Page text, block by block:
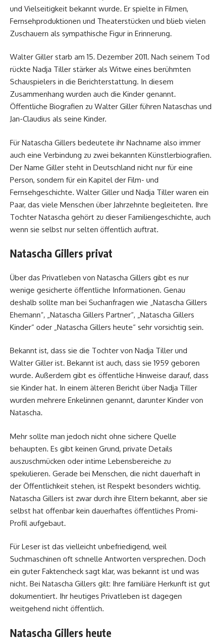
und Vielseitigkeit bekannt wurde. Er spielte in Filmen,
Fernsehproduktionen und Theaterstücken und blieb vielen
Zuschauern als sympathische Figur in Erinnerung.
Walter Giller starb am 15. Dezember 2011. Nach seinem Tod
rückte Nadja Tiller stärker als Witwe eines berühmten
Schauspielers in die Berichterstattung. In diesem
Zusammenhang wurden auch die Kinder genannt.
Öffentliche Biografien zu Walter Giller führen Nataschas und
Jan-Claudius als seine Kinder.
Für Natascha Gillers bedeutete ihr Nachname also immer
auch eine Verbindung zu zwei bekannten Künstlerbiografien.
Der Name Giller steht in Deutschland nicht nur für eine
Person, sondern für ein Kapitel der Film- und
Fernsehgeschichte. Walter Giller und Nadja Tiller waren ein
Paar, das viele Menschen über Jahrzehnte begleiteten. Ihre
Tochter Natascha gehört zu dieser Familiengeschichte, auch
wenn sie selbst nur selten öffentlich auftrat.
Natascha Gillers privat
Über das Privatleben von Natascha Gillers gibt es nur
wenige gesicherte öffentliche Informationen. Genau
deshalb sollte man bei Suchanfragen wie „Natascha Gillers
Ehemann“, „Natascha Gillers Partner“, „Natascha Gillers
Kinder“ oder „Natascha Gillers heute“ sehr vorsichtig sein.
Bekannt ist, dass sie die Tochter von Nadja Tiller und
Walter Giller ist. Bekannt ist auch, dass sie 1959 geboren
wurde. Außerdem gibt es öffentliche Hinweise darauf, dass
sie Kinder hat. In einem älteren Bericht über Nadja Tiller
wurden mehrere Enkelinnen genannt, darunter Kinder von
Natascha.
Mehr sollte man jedoch nicht ohne sichere Quelle
behaupten. Es gibt keinen Grund, private Details
auszuschmücken oder intime Lebensbereiche zu
spekulieren. Gerade bei Menschen, die nicht dauerhaft in
der Öffentlichkeit stehen, ist Respekt besonders wichtig.
Natascha Gillers ist zwar durch ihre Eltern bekannt, aber sie
selbst hat offenbar kein dauerhaftes öffentliches Promi-
Profil aufgebaut.
Für Leser ist das vielleicht unbefriedigend, weil
Suchmaschinen oft schnelle Antworten versprechen. Doch
ein guter Faktencheck sagt klar, was bekannt ist und was
nicht. Bei Natascha Gillers gilt: Ihre familiäre Herkunft ist gut
dokumentiert. Ihr heutiges Privatleben ist dagegen
weitgehend nicht öffentlich.
Natascha Gillers heute